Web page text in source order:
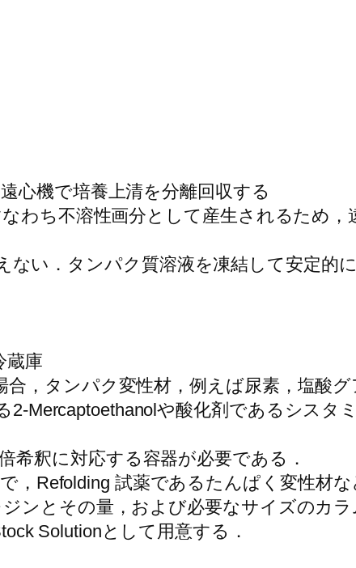
心機で培養上清を分離回収する
わち不溶性画分として産生されるため
い．タンパク質溶液を凍結して安定的
蔵庫
，タンパク変性材，例えば尿素，塩酸
Mercaptoethanolや酸化剤であるシスタ
希釈に対応する容器が必要である．
，Refolding 試薬であるたんぱく変性材
ンとその量，および必要なサイズのカラ
Solutionとして用意する．